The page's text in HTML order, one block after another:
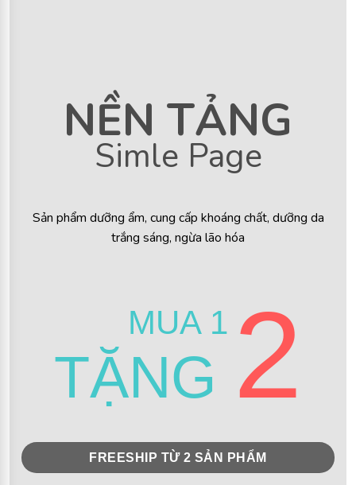
NỀN TẢNG
Simle Page
Sản phẩm dưỡng ẩm, cung cấp khoáng chất, dưỡng da
trắng sáng, ngừa lão hóa
MUA 1
TẶNG 2
FREESHIP TỪ 2 SẢN PHẨM